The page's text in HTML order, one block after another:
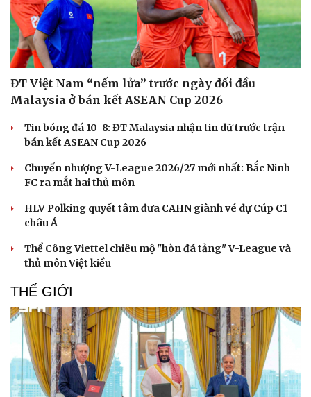
ĐT Việt Nam “nếm lửa” trước ngày đối đầu
Malaysia ở bán kết ASEAN Cup 2026
Tin bóng đá 10-8: ĐT Malaysia nhận tin dữ trước trận
bán kết ASEAN Cup 2026
Chuyển nhượng V-League 2026/27 mới nhất: Bắc Ninh
FC ra mắt hai thủ môn
HLV Polking quyết tâm đưa CAHN giành vé dự Cúp C1
châu Á
Thể Công Viettel chiêu mộ "hòn đá tảng" V-League và
thủ môn Việt kiều
THẾ GIỚI